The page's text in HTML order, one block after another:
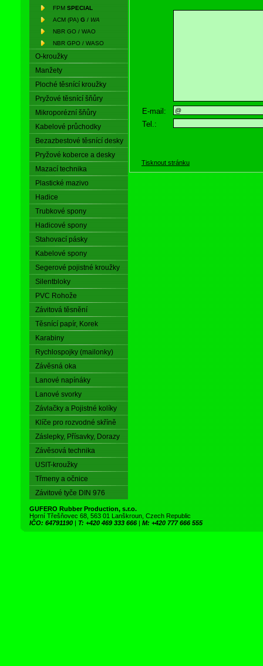
FPM SPECIAL
ACM (PA) G / WA
NBR GO / WAO
NBR GPO / WASO
O-kroužky
Manžety
Ploché těsnící kroužky
Pryžové těsnící šňůry
Mikroporézní šňůry
Kabelové průchodky
Bezazbestové těsnící desky
Pryžové koberce a desky
Mazací technika
Plastické mazivo
Hadice
Trubkové spony
Hadicové spony
Stahovací pásky
Kabelové spony
Segerové pojistné kroužky
Silentbloky
PVC Rohože
Závitová těsnění
Těsnící papír, Korek
Karabiny
Rychlospojky (mailonky)
Závěsná oka
Lanové napínáky
Lanové svorky
Závlačky a Pojistné kolíky
Klíče pro rozvodné skříně
Záslepky, Přísavky, Dorazy
Závěsová technika
USIT-kroužky
Třmeny a očnice
Závitové tyče DIN 976
E-mail:
Tel.:
Tisknout stránku
GUFERO Rubber Production, s.r.o.
Horní Třešňovec 68, 563 01 Lanškroun, Czech Republic
IČO: 64791190 | T: +420 469 333 666 | M: +420 777 666 555